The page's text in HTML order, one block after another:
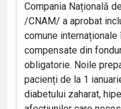
Compania Națională
/CNAM/ a aprobat
comune
compensate din
obligatorie. Noile
pacienți de la 1
diabetului zaharat,